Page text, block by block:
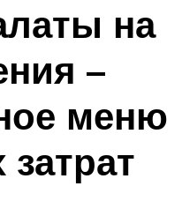
на
–
меню